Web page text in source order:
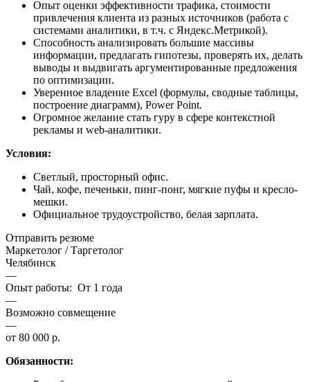
Опыт оценки эффективности трафика, стоимости
привлечения клиента из разных источников (работа с
системами аналитики, в т.ч. с Яндекс.Метрикой).
Способность анализировать большие массивы
информации, предлагать гипотезы, проверять их, делать
выводы и выдвигать аргументированные предложения
по оптимизации.
Уверенное владение Excel (формулы, сводные таблицы,
построение диаграмм), Power Point.
Огромное желание стать гуру в сфере контекстной
рекламы и web-аналитики.
Условия:
Светлый, просторный офис.
Чай, кофе, печеньки, пинг-понг, мягкие пуфы и кресло-
мешки.
Официальное трудоустройство, белая зарплата.
Отправить резюме
Маркетолог / Таргетолог
Челябинск
—
Опыт работы: От 1 года
—
Возможно совмещение
—
от 80 000 р.
Обязанности: